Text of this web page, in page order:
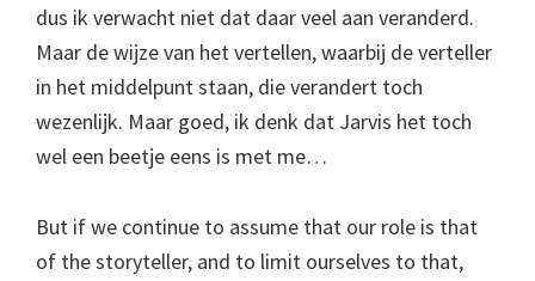
dus ik verwacht niet dat daar veel aan veranderd.
Maar de wijze van het vertellen, waarbij de verteller
in het middelpunt staan, die verandert toch
wezenlijk. Maar goed, ik denk dat Jarvis het toch
wel een beetje eens is met me…
But if we continue to assume that our role is that
of the storyteller, and to limit ourselves to that,